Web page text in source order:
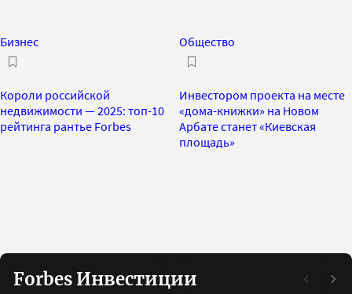
Бизнес
Короли российской
недвижимости — 2025: топ-10
рейтинга рантье Forbes
Общество
Инвестором проекта на месте
«дома-книжки» на Новом
Арбате станет «Киевская
площадь»
Forbes Инвестиции